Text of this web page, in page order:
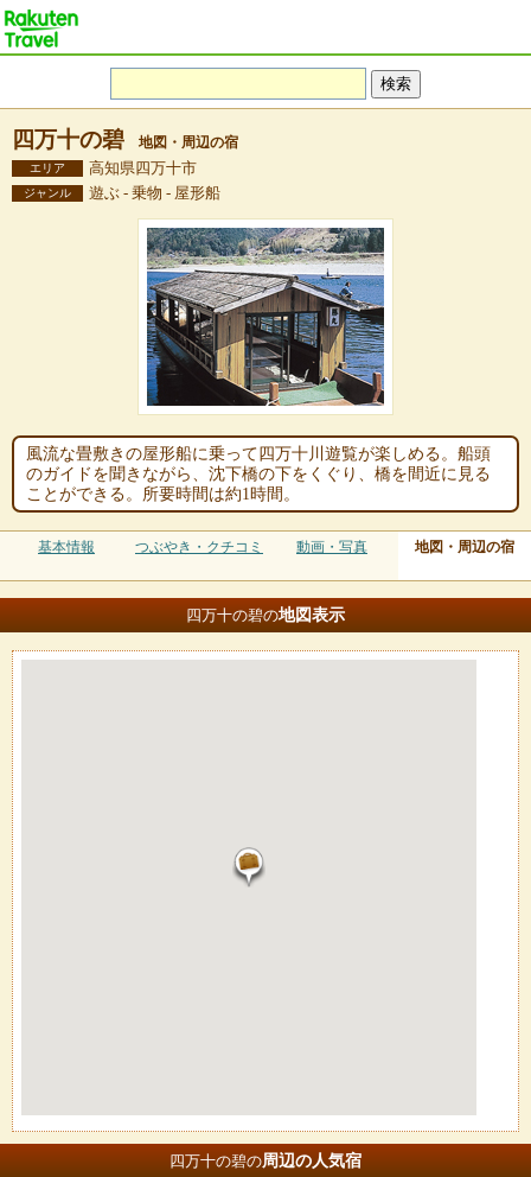
四万十の碧 地図・周辺の宿
エリア 高知県四万十市
ジャンル 遊ぶ - 乗物 - 屋形船
風流な畳敷きの屋形船に乗って四万十川遊覧が楽しめる。船頭
のガイドを聞きながら、沈下橋の下をくぐり、橋を間近に見る
ことができる。所要時間は約1時間。
基本情報 つぶやき・クチコミ 動画・写真 地図・周辺の宿
四万十の碧の地図表示
四万十の碧の周辺の人気宿